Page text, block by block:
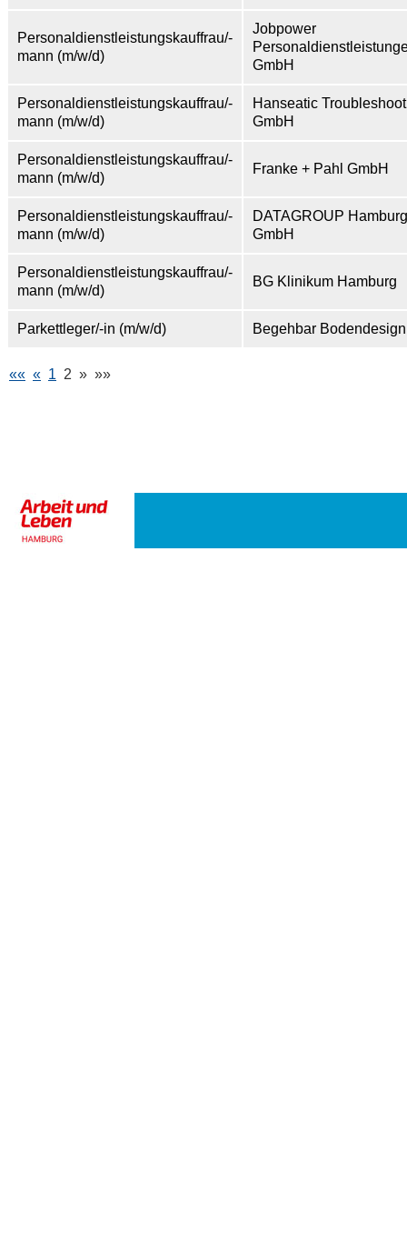
Personaldienstleistungskauffrau/-
mann (m/w/d)
Jobpower
GmbH
Personaldienstleistungskauffrau/-
mann (m/w/d)
Hanseatic Troubleshoot
GmbH
Personaldienstleistungskauffrau/-
mann (m/w/d)
Franke + Pahl GmbH
Personaldienstleistungskauffrau/-
mann (m/w/d)
DATAGROUP Hamburg
GmbH
Personaldienstleistungskauffrau/-
mann (m/w/d)
BG Klinikum Hamburg
Parkettleger/-in (m/w/d) Begehbar Bodendesign
«« « 1 2 » »»